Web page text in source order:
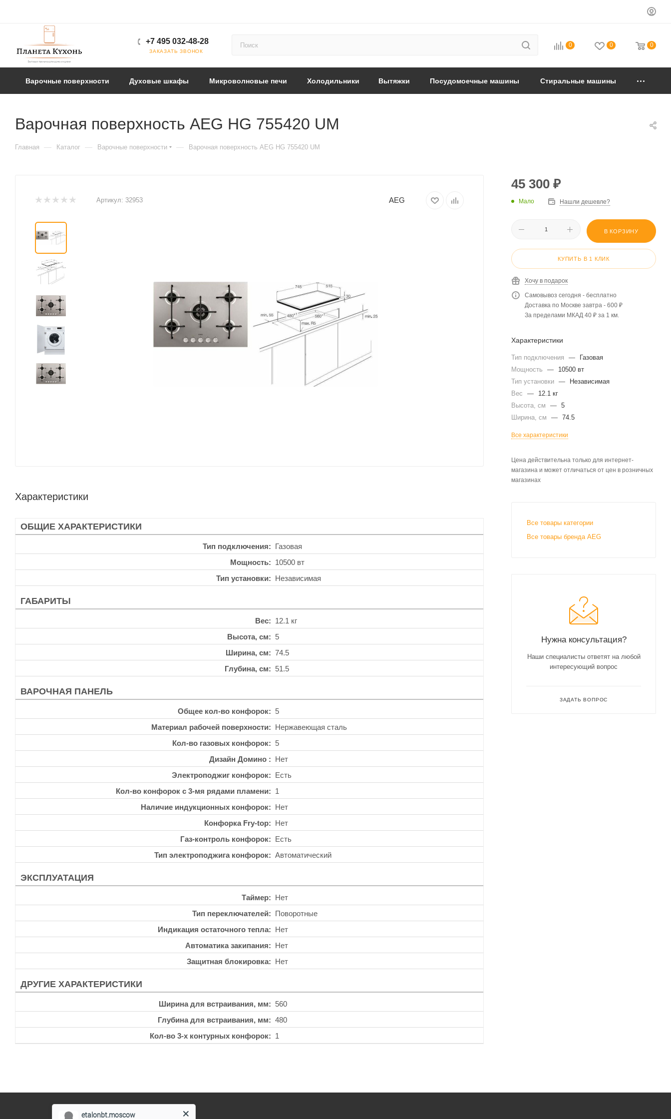
+7 495 032-48-28
ЗАКАЗАТЬ ЗВОНОК
0 0 0
Варочные поверхности Духовые шкафы Микроволновые печи Холодильники Вытяжки Посудомоечные машины Стиральные машины
Варочная поверхность AEG HG 755420 UM
Главная — Каталог — Варочные поверхности — Варочная поверхность AEG HG 755420 UM
Артикул: 32953 AEG
Характеристики
ОБЩИЕ ХАРАКТЕРИСТИКИ
Тип подключения
Газовая
Мощность
10500 вт
Тип установки
Независимая
ГАБАРИТЫ
Вес
12.1 кг
Высота, см
5
Ширина, см
74.5
Глубина, см
51.5
ВАРОЧНАЯ ПАНЕЛЬ
Общее кол-во конфорок
5
Материал рабочей поверхности
Нержавеющая сталь
Кол-во газовых конфорок
5
Дизайн Домино
Нет
Электроподжиг конфорок
Есть
Кол-во конфорок с 3-мя рядами пламени
1
Наличие индукционных конфорок
Нет
Конфорка Fry-top
Нет
Газ-контроль конфорок
Есть
Тип электроподжига конфорок
Автоматический
ЭКСПЛУАТАЦИЯ
Таймер
Нет
Тип переключателей
Поворотные
Индикация остаточного тепла
Нет
Автоматика закипания
Нет
Защитная блокировка
Нет
ДРУГИЕ ХАРАКТЕРИСТИКИ
Ширина для встраивания, мм
560
Глубина для встраивания, мм
480
Кол-во 3-х контурных конфорок
1
45 300 ₽
Мало Нашли дешевле?
В КОРЗИНУ
КУПИТЬ В 1 КЛИК
Хочу в подарок
Самовывоз сегодня - бесплатно
Доставка по Москве завтра - 600 ₽
За пределами МКАД 40 ₽ за 1 км.
Характеристики
Тип подключения —
Газовая
Мощность
—
10500 вт
Тип установки —
Независимая
Вес
—
12.1 кг
Высота, см
— 5
Ширина, см
— 74.5
Все характеристики
Цена действительна только для интернет-
магазина и может отличаться от цен в розничных
магазинах
Все товары категории
Все товары бренда AEG
Нужна консультация?
Наши специалисты ответят на любой
интересующий вопрос
ЗАДАТЬ ВОПРОС
etalonbt.moscow